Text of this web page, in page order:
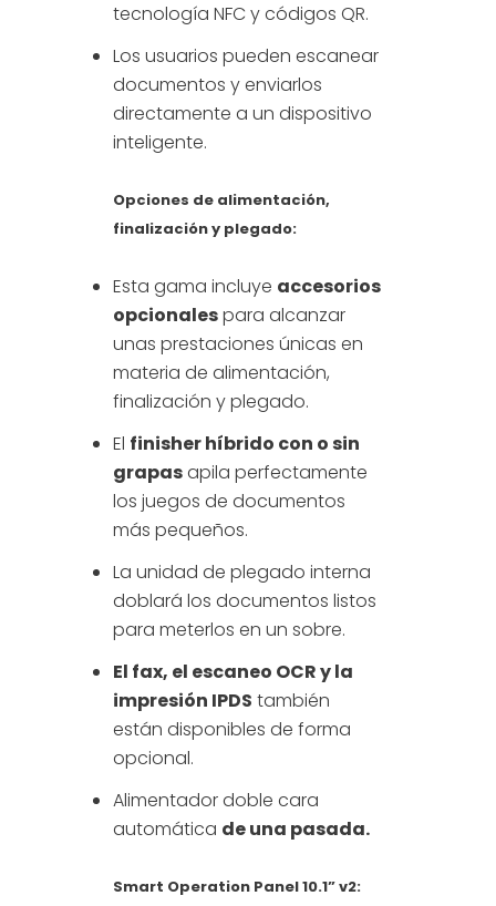
tecnología NFC y códigos QR.
Los usuarios pueden escanear
documentos y enviarlos
directamente a un dispositivo
inteligente.
Opciones de alimentación,
finalización y plegado:
Esta gama incluye accesorios
opcionalespara alcanzar
unas prestaciones únicas en
materia de alimentación,
finalización y plegado.
El finisher híbrido con o sin
grapasapila perfectamente
los juegos de documentos
más pequeños.
La unidad de plegado interna
doblará los documentos listos
para meterlos en un sobre.
El fax, el escaneo OCR y la
impresión IPDS también
están disponibles de forma
opcional.
Alimentador doble cara
automática de una pasada.
Smart Operation Panel 10.1” v2: